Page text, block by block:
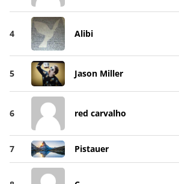
4 Alibi
5 Jason Miller
6 red carvalho
7 Pistauer